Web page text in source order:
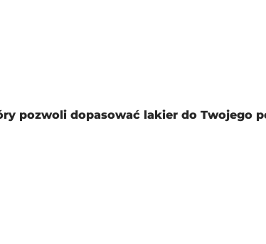
pozwoli dopasować lakier do Twojego